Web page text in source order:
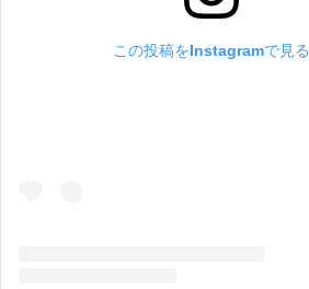
この投稿をInstagramで見る